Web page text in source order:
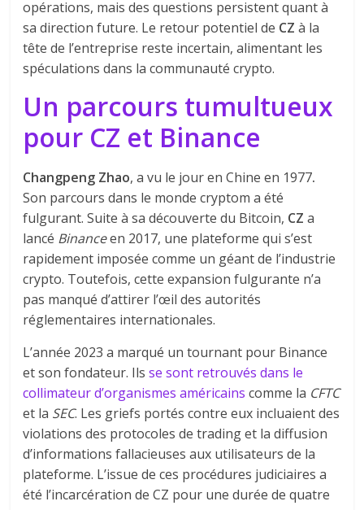
opérations, mais des questions persistent quant à
sa direction future. Le retour potentiel de CZ à la
tête de l’entreprise reste incertain, alimentant les
spéculations dans la communauté crypto.
Un parcours tumultueux
pour CZ et Binance
Changpeng Zhao, a vu le jour en Chine en 1977.
Son parcours dans le monde cryptom a été
fulgurant. Suite à sa découverte du Bitcoin, CZ a
lancé Binanceen 2017, une plateforme qui s’est
rapidement imposée comme un géant de l’industrie
crypto. Toutefois, cette expansion fulgurante n’a
pas manqué d’attirer l’œil des autorités
réglementaires internationales.
L’année 2023 a marqué un tournant pour Binance
et son fondateur. Ilsse sont retrouvés dans le
collimateur d’organismes américains comme la CFTC
et la SEC. Les griefs portés contre eux incluaient des
violations des protocoles de trading et la diffusion
d’informations fallacieuses aux utilisateurs de la
plateforme. L’issue de ces procédures judiciaires a
été l’incarcération de CZ pour une durée de quatre